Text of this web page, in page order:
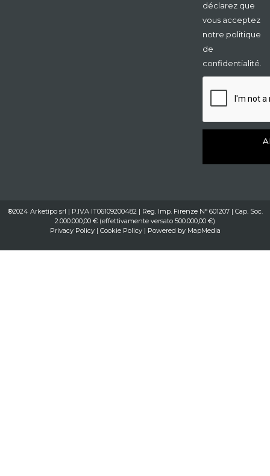
déclarez que
vous acceptez
notre politique
de
confidentialité.
®2024 Arketipo srl | P.IVA IT06109200482 | Reg. Imp. Firenze N° 601207 | Cap. Soc.
2.000.000,00 € (effettivamente versato 500.000,00 €)
Privacy Policy| Cookie Policy| Powered by MapMedia